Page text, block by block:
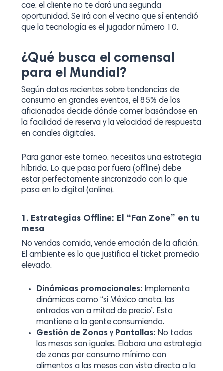
cae, el cliente no te dará una segunda
oportunidad. Se irá con el vecino que sí entendió
que la tecnología es el jugador número 10.
¿Qué busca el comensal
para el Mundial?
Según datos recientes sobre tendencias de
consumo en grandes eventos, el 85% de los
aficionados decide dónde comer basándose en
la facilidad de reserva y la velocidad de respuesta
en canales digitales.
Para ganar este torneo, necesitas una estrategia
híbrida. Lo que pasa por fuera (offline) debe
estar perfectamente sincronizado con lo que
pasa en lo digital (online).
1. Estrategias Offline: El “Fan Zone” en tu
mesa
No vendas comida, vende emoción de la afición.
El ambiente es lo que justifica el ticket promedio
elevado.
Dinámicas promocionales:Implementa
dinámicas como “si México anota, las
entradas van a mitad de precio”. Esto
mantiene a la gente consumiendo.
Gestión de Zonas y Pantallas:No todas
las mesas son iguales. Elabora una estrategia
de zonas por consumo mínimo con
alimentos a las mesas con vista directa a la